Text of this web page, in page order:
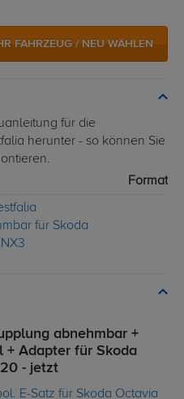
FAHRZEUG / NEU WÄHLEN
für die
herunter - so können Sie
Format
für Skoda
abnehmbar +
+ Adapter für Skoda
- jetzt